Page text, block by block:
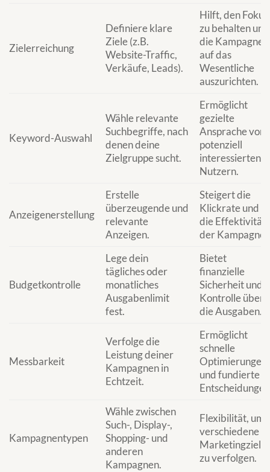
Zielerreichung
Definiere klare
Ziele (z.B.
Website-Traffic,
Verkäufe, Leads).
Hilft, den Fokus
zu behalten und
die Kampagne
auf das
Wesentliche
auszurichten.
Keyword-Auswahl
Wähle relevante
Suchbegriffe, nach
denen deine
Zielgruppe sucht.
Ermöglicht
gezielte
Ansprache von
potenziell
interessierten
Nutzern.
Anzeigenerstellung
Erstelle
überzeugende und
relevante
Anzeigen.
Steigert die
Klickrate und
die Effektivität
der Kampagne.
Budgetkontrolle
Lege dein
tägliches oder
monatliches
Ausgabenlimit
fest.
Bietet
finanzielle
Sicherheit und
Kontrolle über
die Ausgaben.
Messbarkeit
Verfolge die
Leistung deiner
Kampagnen in
Echtzeit.
Ermöglicht
schnelle
Optimierungen
und fundierte
Kampagnentypen
Wähle zwischen
Such-, Display-,
Shopping- und
anderen
Kampagnen.
Flexibilität, um
verschiedene
Marketingziele
zu verfolgen.